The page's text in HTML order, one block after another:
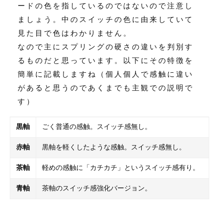
ードの色を指しているのではないので注意し
ましょう。中のスイッチの色に由来していて
見た目で色はわかりません。
なので主にスプリングの硬さの違いを判別す
るものだと思っています。以下にその特徴を
簡単に記載しますね（個人個人で感触に違い
があると思うのであくまでも主観での説明で
す）
黒軸 ごく普通の感触。スイッチ感無し。
赤軸 黒軸を軽くしたような感触。スイッチ感無し。
茶軸 軽めの感触に「カチカチ」というスイッチ感有り。
青軸 茶軸のスイッチ感強化バージョン。